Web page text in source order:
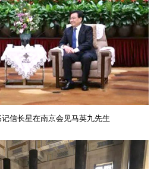
信长星在南京会见马英九先生